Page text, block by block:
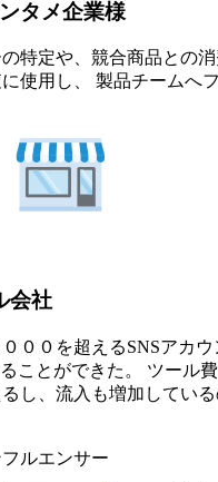
タメ企業様
特定や、競合商品との
使用し、 製品チームへ
会社
００を超えるSNSアカ
ことができた。 ツール
し、流入も増加してい
ルエンサー